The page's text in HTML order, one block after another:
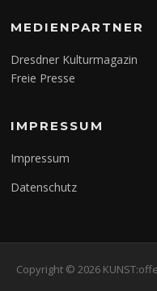
MEDIENPARTNER
Dresdner Kulturmagazin
Freie Presse
IMPRESSUM
Impressum
Datenschutz
Copyright © 2026